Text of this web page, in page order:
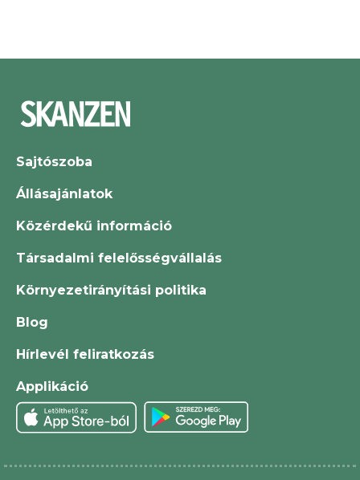
Sajtószoba
Állásajánlatok
Közérdekű információ
Társadalmi felelősségvállalás
Környezetirányítási politika
Blog
Hírlevél feliratkozás
Applikáció